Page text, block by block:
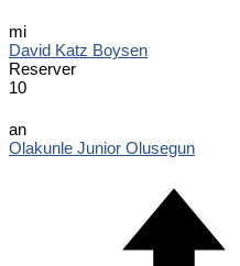
mi
David Katz Boysen
Reserver
10
an
Olakunle Junior Olusegun